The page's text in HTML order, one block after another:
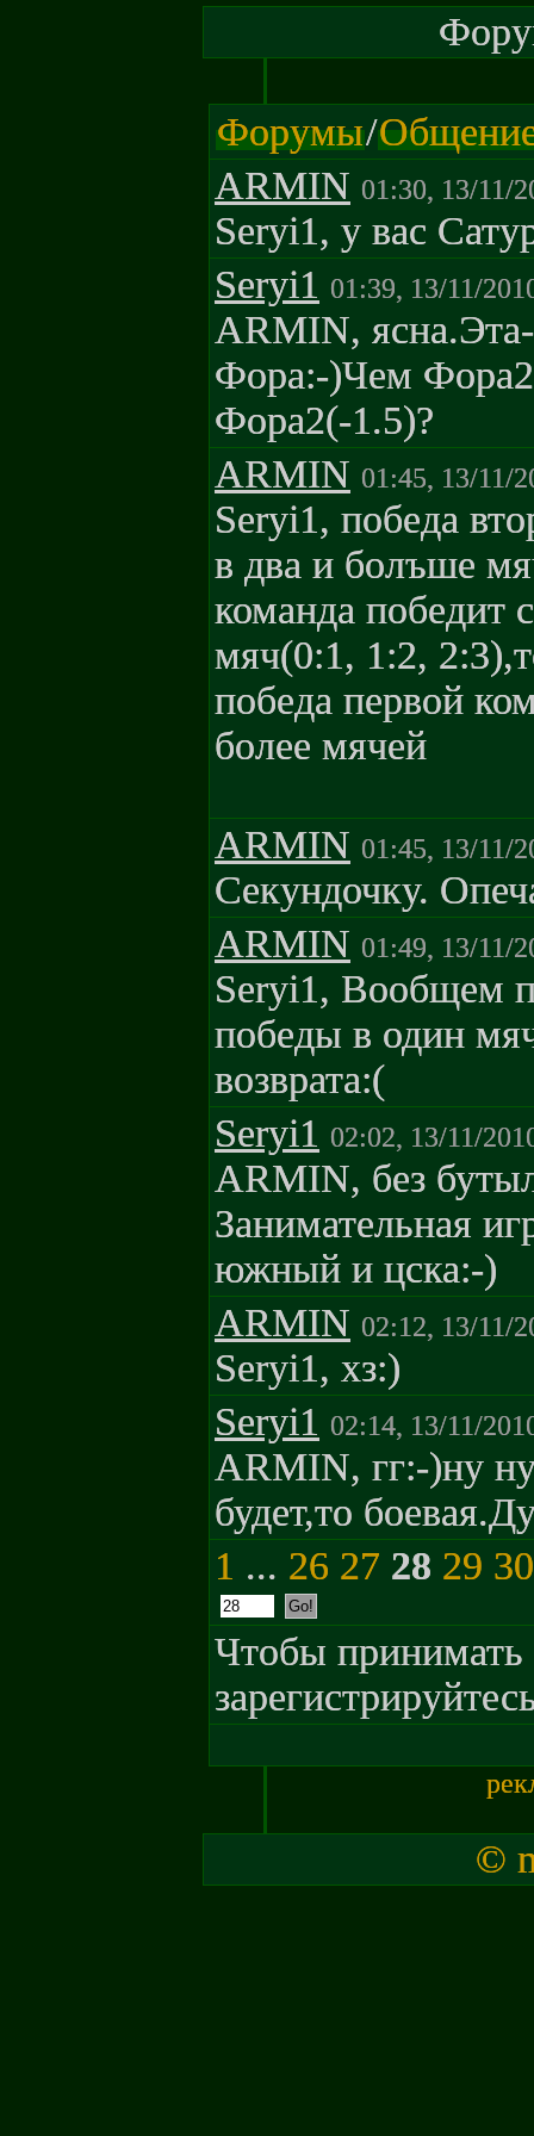
Форумы/
ARMIN 01:30, 13/11/
Seryi1, у вас
Seryi1 01:39, 13/11/
ARMIN,
Фора:-)Чем
Фора2(-1.5)?
ARMIN 01:45, 13/11/
Seryi1, победа
в два и болъше
команда победит
мяч(0:1, 1:2,
победа первой
более мячей
ARMIN 01:45, 13/11/
Секундочку.
ARMIN 01:49, 13/11/
Seryi1, Вообщем
победы в один
возврата:(
Seryi1 02:02, 13/11/
ARMIN, без
Занимательная
южный и цска:-)
ARMIN 02:12, 13/11/
Seryi1, хз:)
Seryi1 02:14, 13/11/
ARMIN, гг:-)ну
будет,то
1 ... 26 27 28 29 30
Чтобы принимать
©